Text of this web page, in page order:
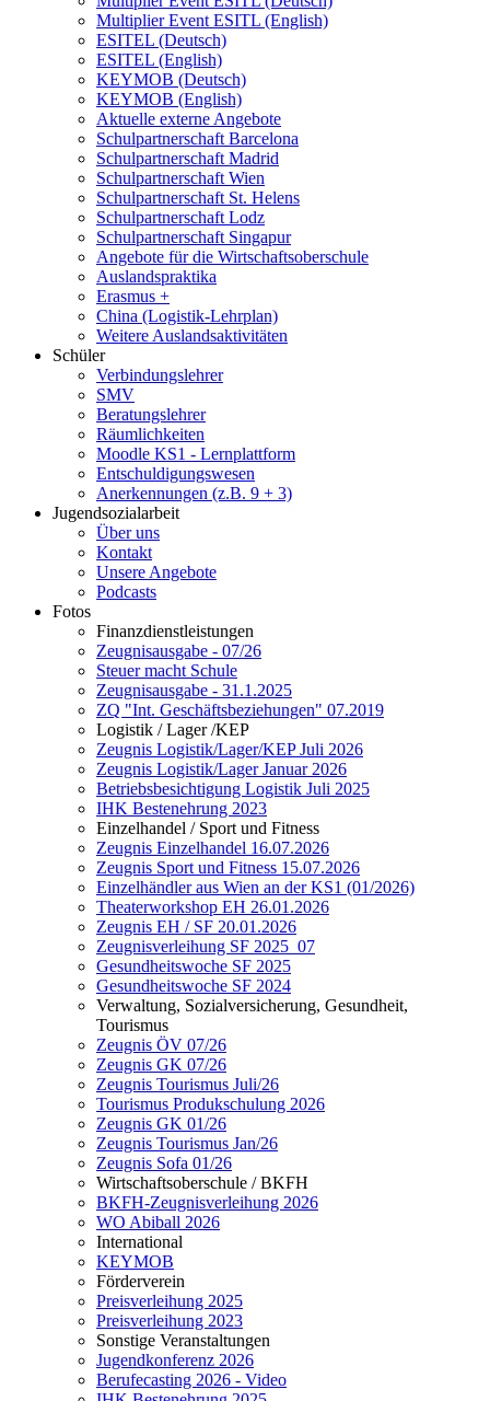
Multiplier Event ESITL (English)
ESITEL (Deutsch)
ESITEL (English)
KEYMOB (Deutsch)
KEYMOB (English)
Aktuelle externe Angebote
Schulpartnerschaft Barcelona
Schulpartnerschaft Madrid
Schulpartnerschaft Wien
Schulpartnerschaft St. Helens
Schulpartnerschaft Lodz
Schulpartnerschaft Singapur
Angebote für die Wirtschaftsoberschule
Auslandspraktika
Erasmus +
China (Logistik-Lehrplan)
Weitere Auslandsaktivitäten
Schüler
Verbindungslehrer
SMV
Beratungslehrer
Räumlichkeiten
Moodle KS1 - Lernplattform
Entschuldigungswesen
Anerkennungen (z.B. 9 + 3)
Jugendsozialarbeit
Über uns
Kontakt
Unsere Angebote
Podcasts
Fotos
Finanzdienstleistungen
Zeugnisausgabe - 07/26
Steuer macht Schule
Zeugnisausgabe - 31.1.2025
ZQ "Int. Geschäftsbeziehungen" 07.2019
Logistik / Lager /KEP
Zeugnis Logistik/Lager/KEP Juli 2026
Zeugnis Logistik/Lager Januar 2026
Betriebsbesichtigung Logistik Juli 2025
IHK Bestenehrung 2023
Einzelhandel / Sport und Fitness
Zeugnis Einzelhandel 16.07.2026
Zeugnis Sport und Fitness 15.07.2026
Einzelhändler aus Wien an der KS1 (01/2026)
Theaterworkshop EH 26.01.2026
Zeugnis EH / SF 20.01.2026
Zeugnisverleihung SF 2025_07
Gesundheitswoche SF 2025
Gesundheitswoche SF 2024
Verwaltung, Sozialversicherung, Gesundheit,
Tourismus
Zeugnis ÖV 07/26
Zeugnis GK 07/26
Zeugnis Tourismus Juli/26
Tourismus Produkschulung 2026
Zeugnis GK 01/26
Zeugnis Tourismus Jan/26
Zeugnis Sofa 01/26
Wirtschaftsoberschule / BKFH
BKFH-Zeugnisverleihung 2026
WO Abiball 2026
International
KEYMOB
Förderverein
Preisverleihung 2025
Preisverleihung 2023
Sonstige Veranstaltungen
Jugendkonferenz 2026
Berufecasting 2026 - Video